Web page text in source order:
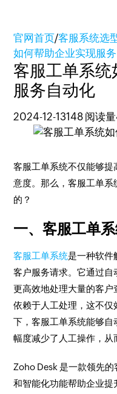
官网首页/客服系统选
如何帮助企业实现服
客服工单系
服务自动化
2024-12-13148 阅读量
客服工单系统不仅能够
意度。那么，客服工单
的？
一、客服工单
客服工单系统是一种软件
客户服务请求。它通过
更高效地处理大量的客户
依赖于人工处理，这不仅
下，客服工单系统能够
幅度减少了人工操作，从
Zoho Desk 是一款领先
和智能化功能帮助企业提